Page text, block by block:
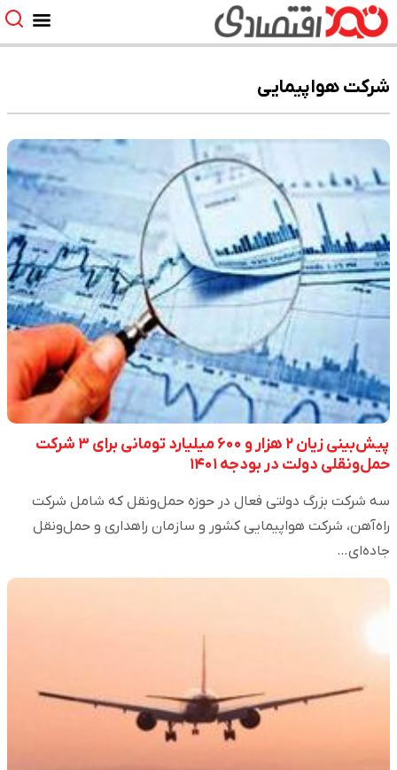
شرکت هواپیمایی
پیش‌بینی زیان ۲ هزار و ۶۰۰ میلیارد تومانی برای ۳ شرکت
حمل‌ونقلی دولت در بودجه ۱۴۰۱
سه شرکت بزرگ دولتی فعال در حوزه حمل‌ونقل که شامل شرکت
راه‌آهن، شرکت هواپیمایی کشور و سازمان راهداری و حمل‌ونقل
جاده‌ای…